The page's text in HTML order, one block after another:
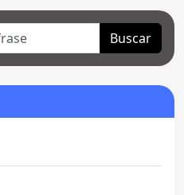
Buscar